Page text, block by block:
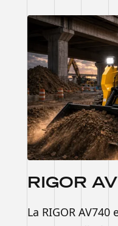
RIGOR
La RIGOR